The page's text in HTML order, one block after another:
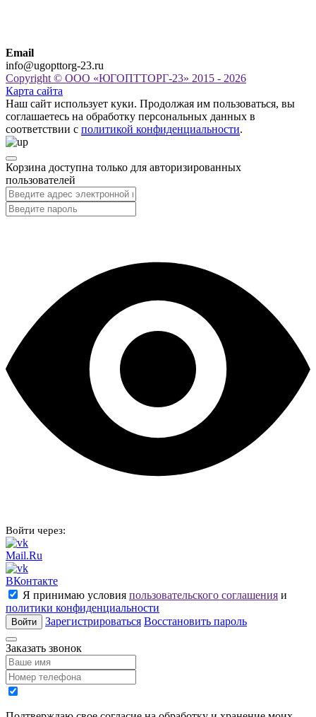
Email
info@ugopttorg-23.ru
Copyright © ООО «ЮГОПТТОРГ-23» 2015 - 2026
Карта сайта
Наш сайт использует куки. Продолжая им пользоваться, вы
соглашаетесь на обработку персональных данных в
соответствии с политикой конфиденциальности.
Корзина доступна только для авторизированных
пользователей
Войти через:
Mail.Ru
ВКонтакте
Я принимаю условия пользовательского соглашения и
политики конфиденциальности
Войти Зарегистрироваться Восстановить пароль
Заказать звонок